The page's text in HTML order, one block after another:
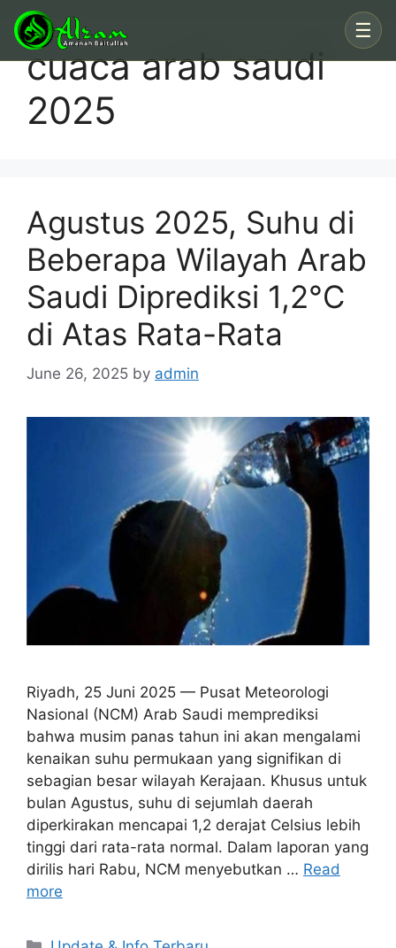
☰
Skip
contentcuaca arab saudi
2025
Agustus 2025, Suhu di
Beberapa Wilayah Arab
Saudi Diprediksi 1,2°C
di Atas Rata-Rata
June 26, 2025 by admin
Riyadh, 25 Juni 2025 — Pusat Meteorologi
Nasional (NCM) Arab Saudi memprediksi
bahwa musim panas tahun ini akan mengalami
kenaikan suhu permukaan yang signifikan di
sebagian besar wilayah Kerajaan. Khusus untuk
bulan Agustus, suhu di sejumlah daerah
diperkirakan mencapai 1,2 derajat Celsius lebih
tinggi dari rata-rata normal. Dalam laporan yang
dirilis hari Rabu, NCM menyebutkan … Read
more
Categories